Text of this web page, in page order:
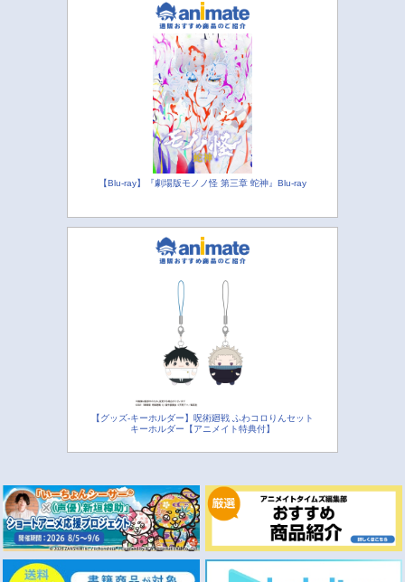
【Blu-ray】『劇場版モノノ怪 第三章 蛇神』Blu-ray
【グッズ-キーホルダー】呪術廻戦 ふわコロりんセット
キーホルダー【アニメイト特典付】